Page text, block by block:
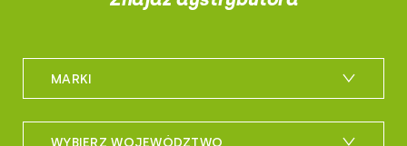
MARKI
m_bike